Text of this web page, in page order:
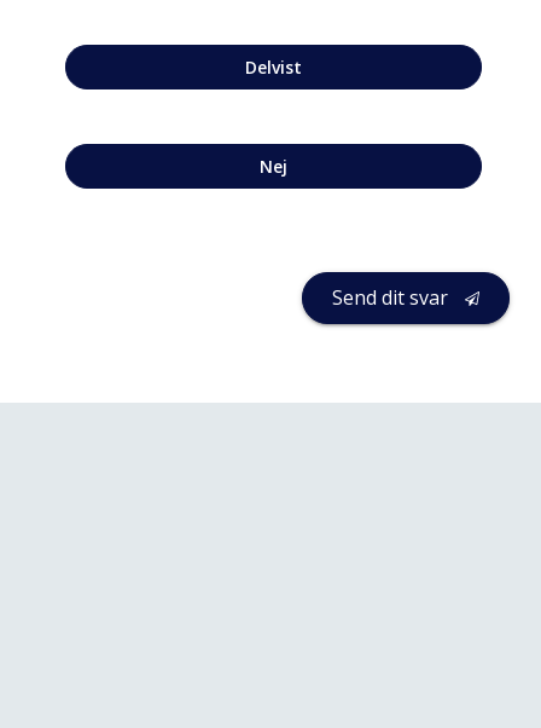
Delvist
Nej
Send dit svar